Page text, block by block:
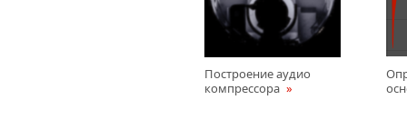
Построение аудио
компрессора